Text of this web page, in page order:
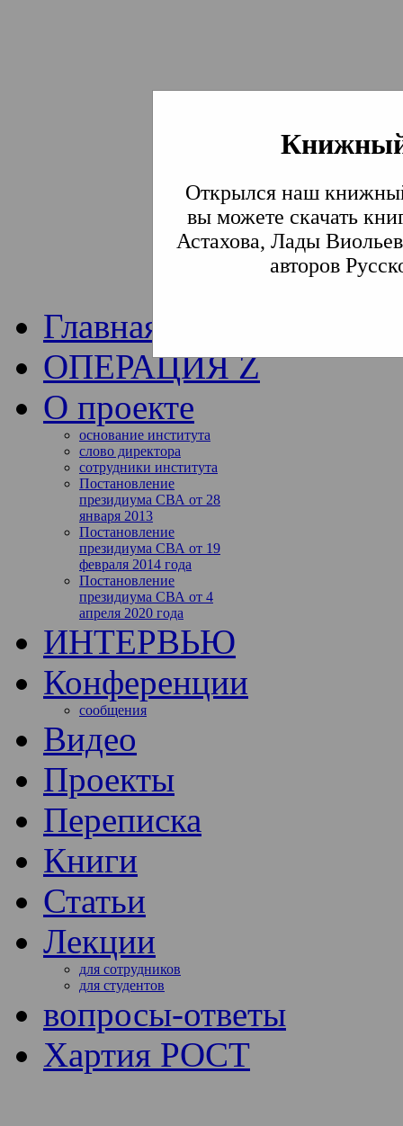
Открылся наш
вы можете скачать
Астахова, Лады
авторов
Институт
Традиции СВА
Главная
ОПЕРАЦИЯ Z
О проекте
основание института
слово директора
сотрудники института
Постановление
президиума СВА от 28
января 2013
Постановление
президиума СВА от 19
февраля 2014 года
Постановление
президиума СВА от 4
апреля 2020 года
ИНТЕРВЬЮ
Конференции
сообщения
Видео
Проекты
Переписка
Книги
Статьи
Лекции
для сотрудников
для студентов
вопросы-ответы
Хартия РОСТ